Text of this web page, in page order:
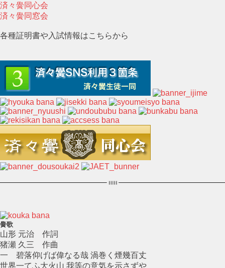
済々黌同心会
済々黌同窓会
各種証明書や入試情報はこちらから
黌歌
山形 元治 作詞
猪瀬 久三 作曲
一 碧落仰げば偉なる哉 渦巻く煙幾百丈
世界一てふ大火山 我等の意気を示さずや